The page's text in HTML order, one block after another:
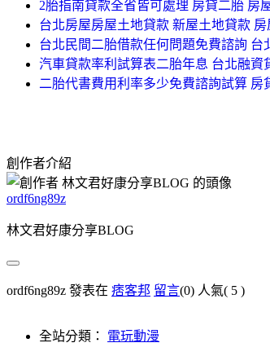
2胎指南貸款全省皆可處理 房貸二胎 房
台北房屋房屋土地貸款 新屋土地貸款
台北民間二胎借款任何問題免費諮詢 台
汽車貸款率利試算表二胎年息 台北融資
二胎代書費用利率多少免費諮詢試算 房
創作者介紹
ordf6ng89z
林文君好康分享BLOG
ordf6ng89z 發表在 痞客邦 留言(0) 人氣( 5 )
全站分類： 電玩動漫